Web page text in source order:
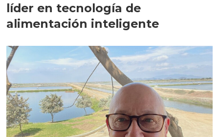
líder en tecnología de
alimentación inteligente